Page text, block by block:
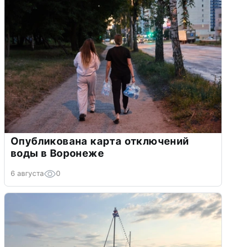
Опубликована карта отключений
воды в Воронеже
6 августа 0